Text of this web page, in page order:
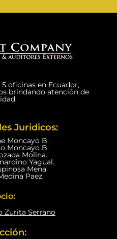
oficinas en Ecuador,
brindando atención de
Juridicos:
Moncayo B.
Moncayo B.
Molina.
Yagual.
Mena.
Paez.
Zurita Serrano